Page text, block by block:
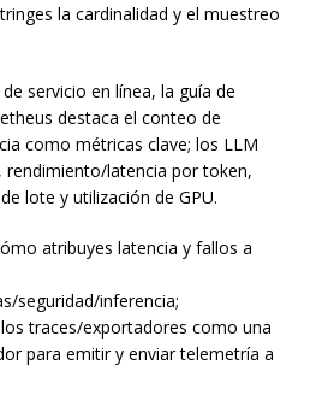
la cardinalidad y el muestreo
servicio en línea, la guía de
destaca el conteo de
como métricas clave; los LLM
rendimiento/latencia por token,
lote y utilización de GPU.
atribuyes latencia y fallos a
seguridad/inferencia;
traces/exportadores como una
para emitir y enviar telemetría a